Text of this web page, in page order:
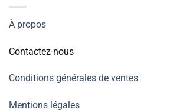
À propos
Contactez-nous
Conditions générales de ventes
Mentions légales